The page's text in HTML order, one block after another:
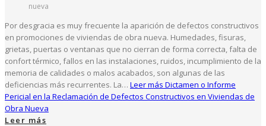
nueva
Por desgracia es muy frecuente la aparición de defectos constructivos
en promociones de viviendas de obra nueva. Humedades, fisuras,
grietas, puertas o ventanas que no cierran de forma correcta, falta de
confort térmico, fallos en las instalaciones, ruidos, incumplimiento de la
memoria de calidades o malos acabados, son algunas de las
deficiencias más recurrentes. La… Leer más Dictamen o Informe
Pericial en la Reclamación de Defectos Constructivos en Viviendas de
Obra Nueva
Leer más